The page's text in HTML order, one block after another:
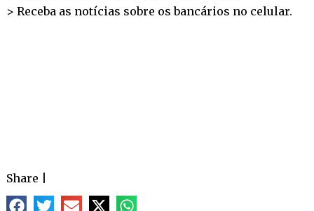
> Receba as notícias sobre os bancários no celular.
Share